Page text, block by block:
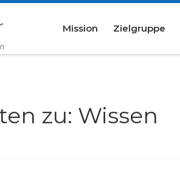
Mission Zielgruppe
zu: Wissen